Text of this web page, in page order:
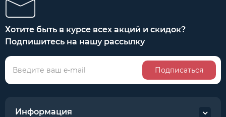
Хотите быть в курсе всех акций и скидок?
Подпишитесь на нашу рассылку
Подписаться
Информация